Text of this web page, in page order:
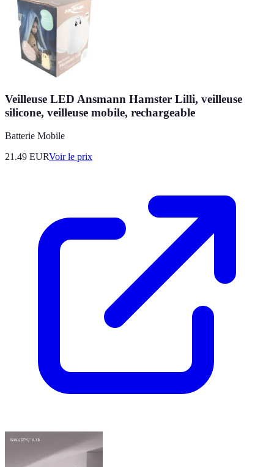
Veilleuse LED Ansmann Hamster Lilli, veilleuse
silicone, veilleuse mobile, rechargeable
Batterie Mobile
21.49 EURVoir le prix